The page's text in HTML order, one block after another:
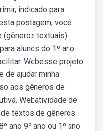
indicado para
postagem, você
(gêneros textuais)
alunos do 1º ano.
Webesse projeto
de ajudar minha
aos gêneros de
Webatividade de
textos de gêneros
ano 9º ano ou 1º ano